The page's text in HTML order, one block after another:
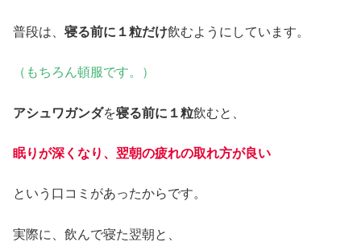
普段は、 寝る前に１粒だけ飲むようにしています。
（もちろん頓服です。）
アシュワガンダを寝る前に１粒飲むと、
眠りが深くなり、翌朝の疲れの取れ方が良い
という口コミがあったからです。
実際に、飲んで寝た翌朝と、